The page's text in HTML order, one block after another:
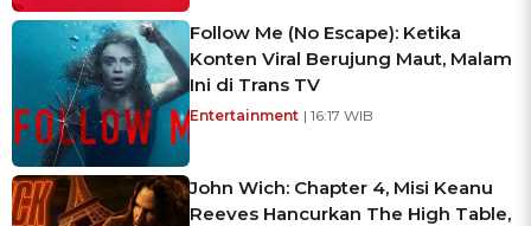
Follow Me (No Escape): Ketika
Konten Viral Berujung Maut, Malam
Ini di Trans TV
Entertainment | 16:17 WIB
John Wich: Chapter 4, Misi Keanu
Reeves Hancurkan The High Table,